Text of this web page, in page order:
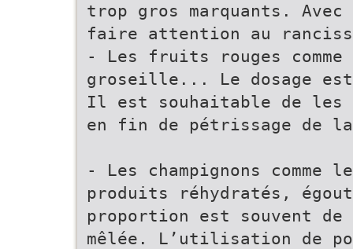
trop gros marquants.
faire attention au
- Les fruits rouges
groseille... Le dosage
Il est souhaitable de les
en fin de pétrissage de
- Les champignons
produits réhydratés,
proportion est souvent de
mêlée. L’utilisation de